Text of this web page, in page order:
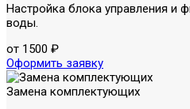
Настройка блока управления и
воды.
от 1500 ₽
Оформить заявку
Замена комплектующих